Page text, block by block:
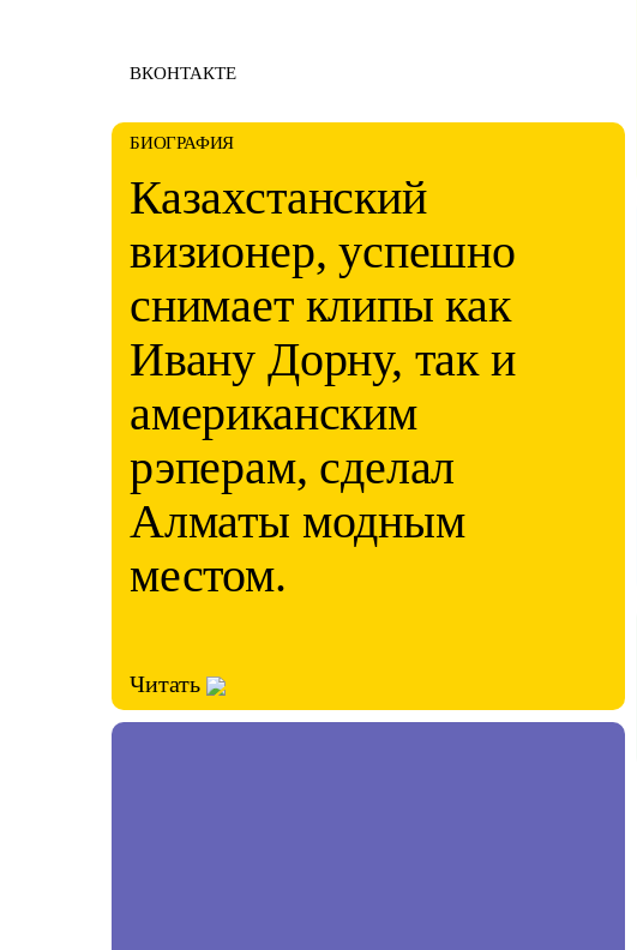
ВКОНТАКТЕ
БИОГРАФИЯ
Казахстанский
визионер, успешно
снимает клипы как
Ивану Дорну, так и
американским
рэперам, сделал
Алматы модным
местом.
Читать